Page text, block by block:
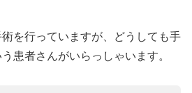
を行っていますが、どうしても手
患者さんがいらっしゃいます。